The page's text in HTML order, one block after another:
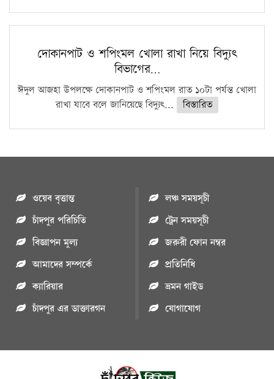
দোকানপাট ও শপিংমল খোলা রাখা নিয়ে বিদ্যুৎ
বিভাগের…
ঈদুল আজহা উপলক্ষে দোকানপাট ও শপিংমল রাত ১০টা পর্যন্ত খোলা
রাখা যাবে বলে জানিয়েছে বিদ্যুৎ...
বিস্তারিত
ওয়েব বৃত্তান্ত
চাঁদপুর পরিচিতি
বিজ্ঞাপন মুল্য
আমাদের সম্পর্কে
ক্যারিয়ার
চাঁদপুর এর ডাক্তারগন
লঞ্চ সময়সূচী
ট্রেন সময়সূচী
জরুরী ফোন নম্বর
প্রতিনিধি
ভ্রমন গাইড
যোগাযোগ